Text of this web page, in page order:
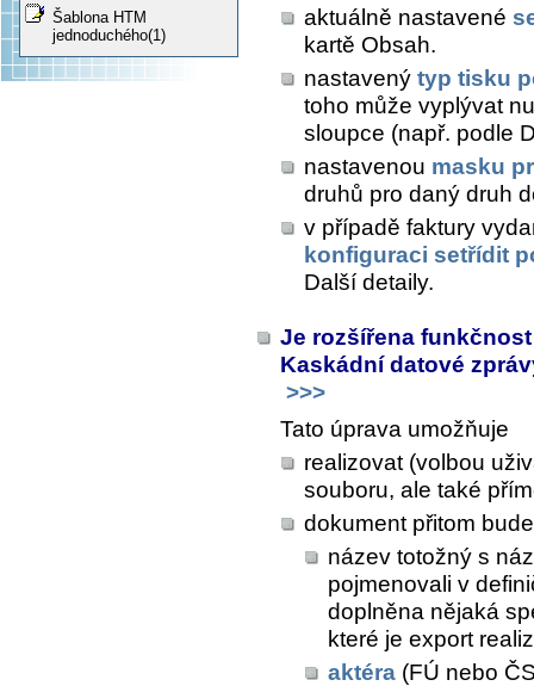
Šablona HTM
jednoduchého(1)
aktuálně nastavené
kartě Obsah.
nastavený typ tisku
toho může vyplývat
sloupce (např. podle
nastavenou masku
druhů pro daný druh
v případě faktury
konfiguraci setřídit
Další detaily.
Je rozšířena
Kaskádní datové
>>>
Tato úprava umožňuje
realizovat (volbou
souboru, ale také
dokument přitom
název totožný s
pojmenovali v
doplněna nějaká
které je export
aktéra (FÚ nebo